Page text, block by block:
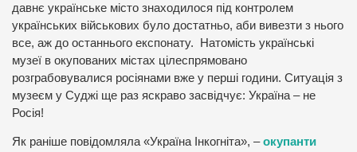
давнє українське місто знаходилося під контролем
українських військових було достатньо, аби вивезти з нього
все, аж до останнього експонату. Натомість українські
музеї в окупованих містах цілеспрямовано
розграбовувалися росіянами вже у перші години. Ситуація з
музеєм у Суджі ще раз яскраво засвідчує: Україна – не
Росія!
Як раніше повідомляла «Україна Інкогніта», –окупанти